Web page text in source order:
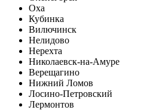
Оха
Кубинка
Вилючинск
Нелидово
Нерехта
Николаевск-на-Амуре
Верещагино
Нижний Ломов
Лосино-Петровский
Лермонтов